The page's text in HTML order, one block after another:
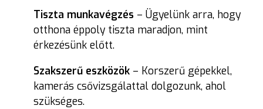
Tiszta munkavégzés – Ügyelünk arra, hogy
otthona éppoly tiszta maradjon, mint
érkezésünk előtt.
Szakszerű eszközök – Korszerű gépekkel,
kamerás csővizsgálattal dolgozunk, ahol
szükséges.